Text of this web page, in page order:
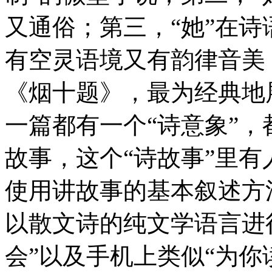
又通俗；第三，“她”在
有空灵语境又有韵律音
《烟十题》，最为经典
一篇都有一个“诗意象”
故事，这个“诗故事”里
使用讲故事的基本叙述
以散文诗的纯文学语言
会”以及手机上类似“为